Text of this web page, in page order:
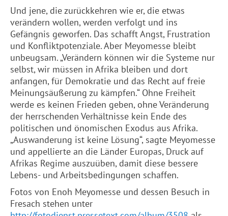
Und jene, die zurückkehren wie er, die etwas
verändern wollen, werden verfolgt und ins
Gefängnis geworfen. Das schafft Angst, Frustration
und Konfliktpotenziale. Aber Meyomesse bleibt
unbeugsam. „Verändern können wir die Systeme nur
selbst, wir müssen in Afrika bleiben und dort
anfangen, für Demokratie und das Recht auf freie
Meinungsäußerung zu kämpfen.“ Ohne Freiheit
werde es keinen Frieden geben, ohne Veränderung
der herrschenden Verhältnisse kein Ende des
politischen und önomischen Exodus aus Afrika.
„Auswanderung ist keine Lösung“, sagte Meyomesse
und appellierte an die Länder Europas, Druck auf
Afrikas Regime auszuüben, damit diese bessere
Lebens- und Arbeitsbedingungen schaffen.
Fotos von Enoh Meyomesse und dessen Besuch in
Fresach stehen unter